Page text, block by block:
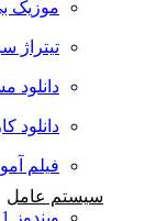
موزیک
تیتراژ
دانلود
دانلود
فیلم
سیستم عامل
ویندوز 11